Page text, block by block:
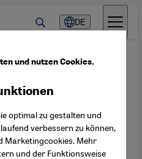
DE
·16.01.2023
Freiheit
und nutzen Cookies.
optimal zu gestalten und
verbessern zu können,
Marketingcookies. Mehr
und der Funktionsweise